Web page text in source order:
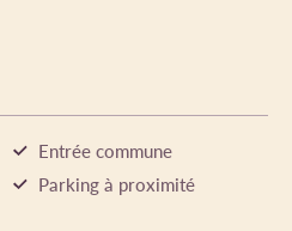
Entrée commune
Parking à proximité